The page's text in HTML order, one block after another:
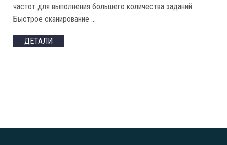
частот для выполнения большего количества заданий.
Быстрое сканирование …
ДЕТАЛИ